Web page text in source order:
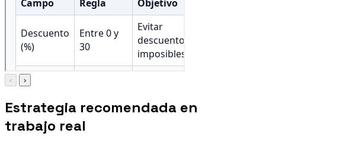
‹ ›
Estrategia recomendada en
trabajo real